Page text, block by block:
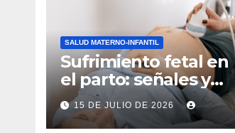
SALUD MATERNO-INFANTIL
Sufrimiento fetal en
el parto: señales y
secuelas
15 DE JULIO DE 2026